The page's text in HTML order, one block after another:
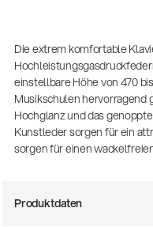
Die extrem komfortable
einstellbare Höhe von 470
Musikschulen hervorragend
Hochglanz und das
Kunstleder sorgen für ein
sorgen für einen
Produktdaten